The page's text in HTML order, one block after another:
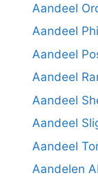
Aandeel
Aandeel
Aandeel
Aandeel
Aandeel
Aandeel
Aandeel
Aandelen